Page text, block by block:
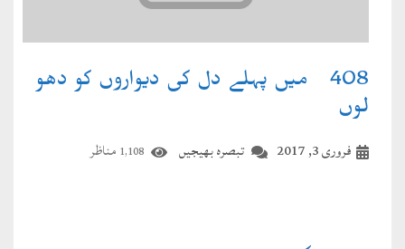
408۔ میں پہلے دل کی دیواروں کو دھو
لوں
تبصرہ بھیجیں فروری 3, 2017 1,108 مناظر